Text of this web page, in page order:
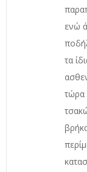
ενώ
τα
τώρα